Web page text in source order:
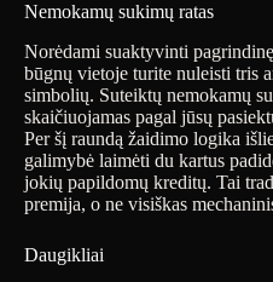
Nemokamų sukimų ratas
Norėdami suaktyvinti
būgnų vietoje turite nuleisti tris
simbolių. Suteiktų nemokamų
skaičiuojamas pagal jūsų
Per šį raundą žaidimo logika
galimybė laimėti du kartus
jokių papildomų kreditų. Tai
premija, o ne visiškas
Daugikliai